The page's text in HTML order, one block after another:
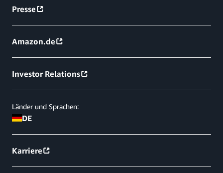
Presse
Amazon.de
Investor Relations
Länder und Sprachen:
DE
Karriere